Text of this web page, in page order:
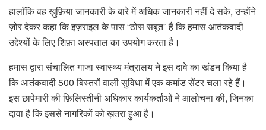
हालाँकि वह ख़ुफ़िया जानकारी के बारे में अधिक जानकारी नहीं दे सके, उन्होंने
ज़ोर देकर कहा कि इज़राइल के पास “ठोस सबूत” हैं कि हमास आतंकवादी
उद्देश्यों के लिए शिफ़ा अस्पताल का उपयोग करता है।
हमास द्वारा संचालित गाजा स्वास्थ्य मंत्रालय ने इस दावे का खंडन किया है
कि आतंकवादी 500 बिस्तरों वाली सुविधा में एक कमांड सेंटर चला रहे हैं।
इस छापेमारी की फ़िलिस्तीनी अधिकार कार्यकर्ताओं ने आलोचना की, जिनका
दावा है कि इससे नागरिकों को ख़तरा हुआ है।